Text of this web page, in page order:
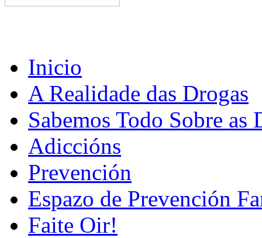
Inicio
A Realidade das Drogas
Sabemos Todo Sobre as
Adiccións
Prevención
Espazo de Prevención
Faite Oir!